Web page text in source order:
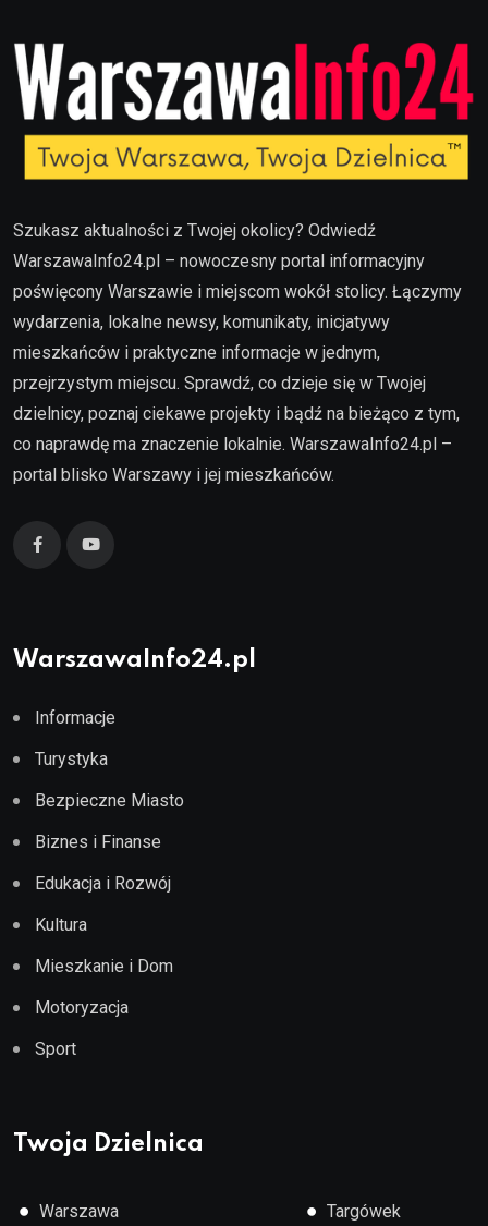
Szukasz aktualności z Twojej okolicy? Odwiedź
WarszawaInfo24.pl – nowoczesny portal informacyjny
poświęcony Warszawie i miejscom wokół stolicy. Łączymy
wydarzenia, lokalne newsy, komunikaty, inicjatywy
mieszkańców i praktyczne informacje w jednym,
przejrzystym miejscu. Sprawdź, co dzieje się w Twojej
dzielnicy, poznaj ciekawe projekty i bądź na bieżąco z tym,
co naprawdę ma znaczenie lokalnie. WarszawaInfo24.pl –
portal blisko Warszawy i jej mieszkańców.
WarszawaInfo24.pl
Informacje
Turystyka
Bezpieczne Miasto
Biznes i Finanse
Edukacja i Rozwój
Kultura
Mieszkanie i Dom
Motoryzacja
Sport
Twoja Dzielnica
● Warszawa ● Targówek